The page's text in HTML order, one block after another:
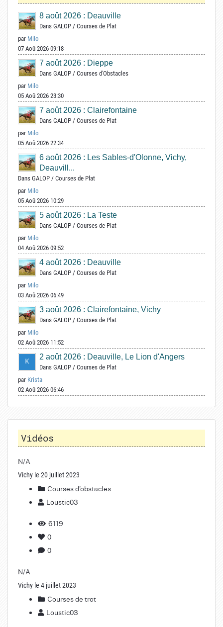
8 août 2026 : Deauville
Dans GALOP / Courses de Plat
par Milo
07 Aoû 2026 09:18
7 août 2026 : Dieppe
Dans GALOP / Courses d'Obstacles
par Milo
05 Aoû 2026 23:30
7 août 2026 : Clairefontaine
Dans GALOP / Courses de Plat
par Milo
05 Aoû 2026 22:34
6 août 2026 : Les Sables-d'Olonne, Vichy,
Deauvill...
Dans GALOP / Courses de Plat
par Milo
05 Aoû 2026 10:29
5 août 2026 : La Teste
Dans GALOP / Courses de Plat
par Milo
04 Aoû 2026 09:52
4 août 2026 : Deauville
Dans GALOP / Courses de Plat
par Milo
03 Aoû 2026 06:49
3 août 2026 : Clairefontaine, Vichy
Dans GALOP / Courses de Plat
par Milo
02 Aoû 2026 11:52
2 août 2026 : Deauville, Le Lion d'Angers
Dans GALOP / Courses de Plat
par Krista
02 Aoû 2026 06:46
Vidéos
N/A
Vichy le 20 juillet 2023
Courses d'obstacles
Loustic03
6119
0
0
N/A
Vichy le 4 juillet 2023
Courses de trot
Loustic03